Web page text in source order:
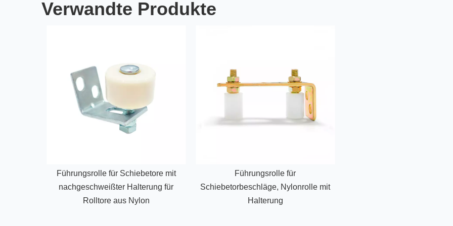
Verwandte Produkte
Führungsrolle für Schiebetore mit
nachgeschweißter Halterung für
Rolltore aus Nylon
Führungsrolle für
Schiebetorbeschläge, Nylonrolle mit
Halterung